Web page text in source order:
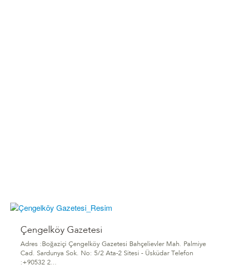
Çengelköy Gazetesi
Adres :Boğaziçi Çengelköy Gazetesi Bahçelievler Mah. Palmiye
Cad. Sardunya Sok. No: 5/2 Ata-2 Sitesi - Üsküdar Telefon
:+90532 2...